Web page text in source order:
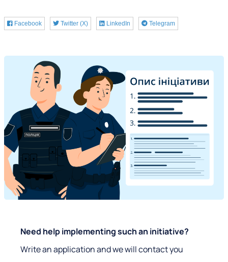
Facebook Twitter (X) LinkedIn Telegram
Q
u
Need help implementing such an initiative?
Write an application and we will contact you